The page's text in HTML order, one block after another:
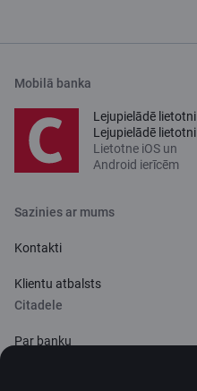
Mobilā banka
Lejupielādē lietotni
Lejupielādē lietotni
Lietotne iOS un
Android ierīcēm
Sazinies ar mums
Kontakti
Klientu atbalsts
Citadele
Par banku